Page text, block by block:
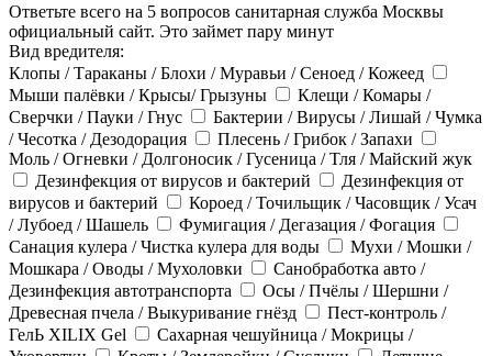
Ответьте всего на 5 вопросов санитарная служба Москвы
официальный сайт. Это займет пару минут
Вид вредителя:
Клопы / Тараканы / Блохи / Муравьи / Сеноед / Кожеед
Мыши палёвки / Крысы/ Грызуны
Клещи / Комары /
Сверчки / Пауки / Гнус
Бактерии / Вирусы / Лишай / Чумка
/ Чесотка / Дезодорация
Плесень / Грибок / Запахи
Моль / Огневки / Долгоносик / Гусеница / Тля / Майский жук
Дезинфекция от вирусов и бактерий
Дезинфекция от
вирусов и бактерий
Короед / Точильщик / Часовщик / Усач
/ Лубоед / Шашель
Фумигация / Дегазация / Фогация
Санация кулера / Чистка кулера для воды
Мухи / Мошки /
Мошкара / Оводы / Мухоловки
Санобработка авто /
Дезинфекция автотранспорта
Осы / Пчёлы / Шершни /
Древесная пчела / Выкуривание гнёзд
Пест-контроль /
ГелЬ XILIX Gel
Сахарная чешуйница / Мокрицы /